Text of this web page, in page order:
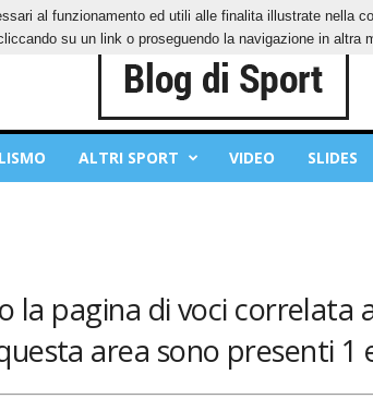
PRIVACY POLICY
ALTRI SPORT VIDEO SLIDES
la pagina di voci correlata
area sono presenti 1
al funzionamento ed utili alle finalita illustrate nella
su un link o proseguendo la navigazione in